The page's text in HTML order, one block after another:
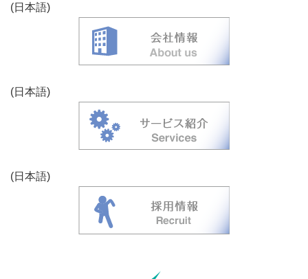
(日本語)
(日本語)
(日本語)